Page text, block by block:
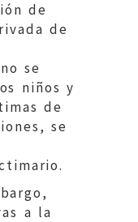
de
de
se
niños y
de
se
a la